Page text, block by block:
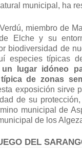
municipal, ha
miembro de
Elche y su
biodiversidad de
especies típicas
lugar idóneo
de zonas
exposición sirve
de su
municipal de
de los
DEL